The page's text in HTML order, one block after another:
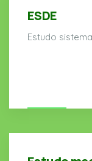
ESDE
Estudo